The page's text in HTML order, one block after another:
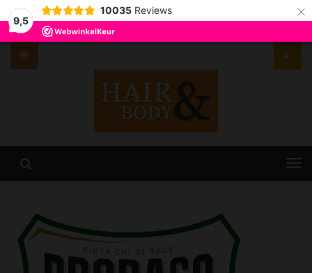
9,5
10035 Reviews ×